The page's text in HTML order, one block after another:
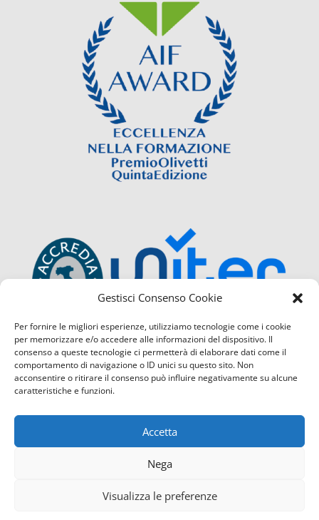
Gestisci Consenso Cookie
Per fornire le migliori esperienze, utilizziamo tecnologie come i cookie
per memorizzare e/o accedere alle informazioni del dispositivo. Il
consenso a queste tecnologie ci permetterà di elaborare dati come il
comportamento di navigazione o ID unici su questo sito. Non
acconsentire o ritirare il consenso può influire negativamente su alcune
caratteristiche e funzioni.
Accetta
Nega
Visualizza le preferenze
Confcommercio Cosenza é certificata con il Sistema di